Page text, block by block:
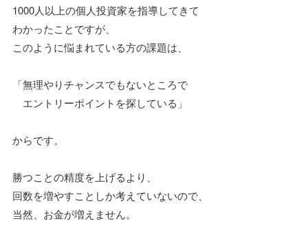
1000人以上の個人投資家を指導してきて
わかったことですが、
このように悩まれている方の課題は、
「無理やりチャンスでもないところで
エントリーポイントを探している」
からです。
勝つことの精度を上げるより、
回数を増やすことしか考えていないので、
当然、お金が増えません。